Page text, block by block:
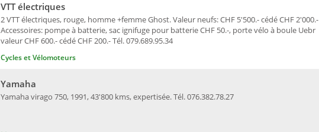
Cycles et Vélomoteurs
2 VTT électriques, rouge, homme +femme Ghost. Valeur neufs: CHF 5'500.- cédé CHF 2'000.-
Accessoires: pompe à batterie, sac ignifuge pour batterie CHF 50.-, porte vélo à boule Uebr
valeur CHF 600.- cédé CHF 200.- Tél. 079.689.95.34
VTT électriques
Yamaha virago 750, 1991, 43'800 kms, expertisée. Tél. 076.382.78.27
Yamaha